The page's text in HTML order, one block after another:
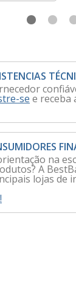
se e receba
na
A
lojas de